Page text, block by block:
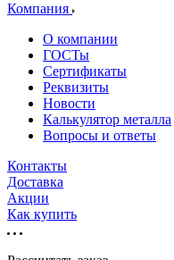
Компания
О компании
ГОСТы
Сертификаты
Реквизиты
Новости
Калькулятор металла
Вопросы и ответы
Контакты
Доставка
Акции
Как купить